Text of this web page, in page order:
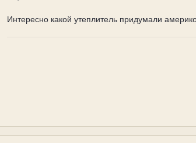
Интересно какой утеплитель придумали